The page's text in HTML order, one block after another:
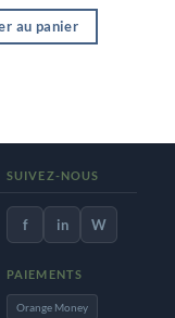
au panier
SUIVEZ-NOUS
f in W
PAIEMENTS
Orange Money